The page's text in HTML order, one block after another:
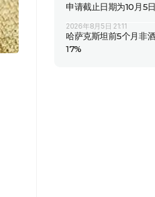
申请截止日期为10月5日
2026年8月5日 21:11
哈萨克斯坦前5个月非
17%